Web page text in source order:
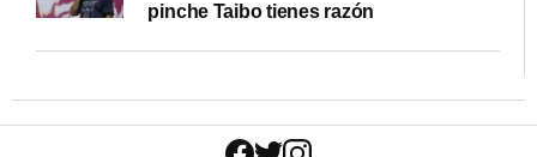
pinche Taibo tienes razón